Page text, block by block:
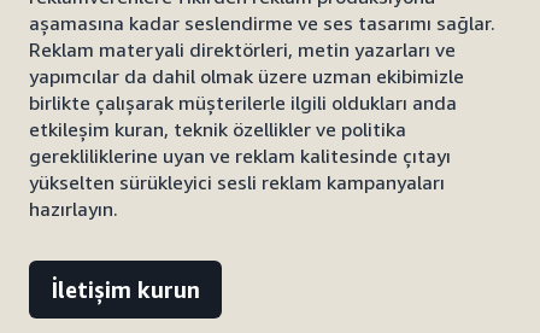
aşamasına kadar seslendirme ve ses tasarımı sağlar.
Reklam materyali direktörleri, metin yazarları ve
yapımcılar da dahil olmak üzere uzman ekibimizle
birlikte çalışarak müşterilerle ilgili oldukları anda
etkileşim kuran, teknik özellikler ve politika
gerekliliklerine uyan ve reklam kalitesinde çıtayı
yükselten sürükleyici sesli reklam kampanyaları
hazırlayın.
İletişim kurun